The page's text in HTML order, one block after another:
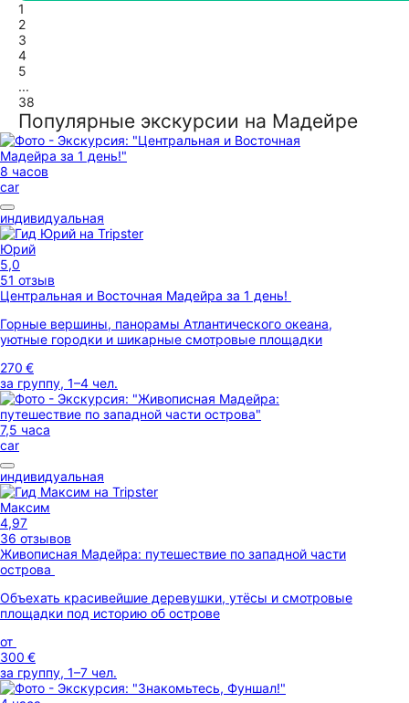
1
2
3
4
5
...
38
Популярные экскурсии на Мадейре
8 часов
car
индивидуальная
Юрий
5,0
51 отзыв
Центральная и Восточная Мадейра за 1 день!
Горные вершины, панорамы Атлантического океана,
уютные городки и шикарные смотровые площадки
270 €
за группу, 1–4 чел.
7,5 часа
car
индивидуальная
Максим
4,97
36 отзывов
Живописная Мадейра: путешествие по западной части
острова
Объехать красивейшие деревушки, утёсы и смотровые
площадки под историю об острове
от
300 €
за группу, 1–7 чел.